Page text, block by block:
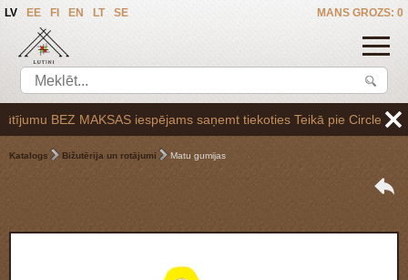
MANS GROZS: 0
LV EE FI EN LT SE
BEZ MAKSAS iespējams saņemt tiekoties Teikā pie Circle K
Katalogs Bižutērija un rotājumi Matu gumijas